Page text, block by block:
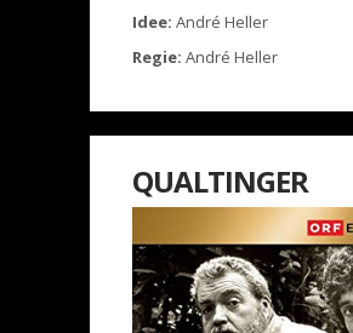
Idee: André Heller
Regie: André Heller
QUALTINGER